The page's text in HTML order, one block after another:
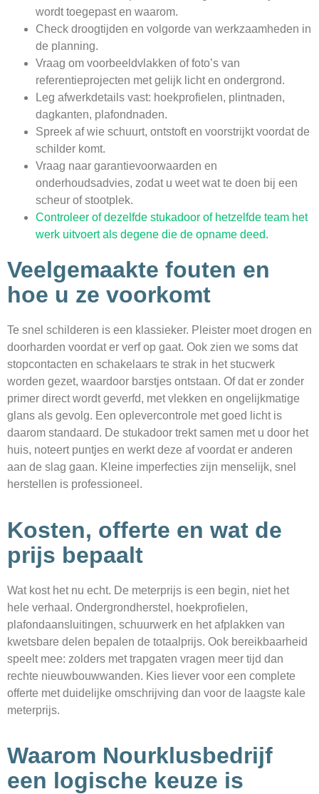
wordt toegepast en waarom.
Check droogtijden en volgorde van werkzaamheden in
de planning.
Vraag om voorbeeldvlakken of foto’s van
referentieprojecten met gelijk licht en ondergrond.
Leg afwerkdetails vast: hoekprofielen, plintnaden,
dagkanten, plafondnaden.
Spreek af wie schuurt, ontstoft en voorstrijkt voordat de
schilder komt.
Vraag naar garantievoorwaarden en
onderhoudsadvies, zodat u weet wat te doen bij een
scheur of stootplek.
Controleer of dezelfde stukadoor of hetzelfde team het
werk uitvoert als degene die de opname deed.
Veelgemaakte fouten en
hoe u ze voorkomt
Te snel schilderen is een klassieker. Pleister moet drogen en
doorharden voordat er verf op gaat. Ook zien we soms dat
stopcontacten en schakelaars te strak in het stucwerk
worden gezet, waardoor barstjes ontstaan. Of dat er zonder
primer direct wordt geverfd, met vlekken en ongelijkmatige
glans als gevolg. Een oplevercontrole met goed licht is
daarom standaard. De stukadoor trekt samen met u door het
huis, noteert puntjes en werkt deze af voordat er anderen
aan de slag gaan. Kleine imperfecties zijn menselijk, snel
herstellen is professioneel.
Kosten, offerte en wat de
prijs bepaalt
Wat kost het nu echt. De meterprijs is een begin, niet het
hele verhaal. Ondergrondherstel, hoekprofielen,
plafondaansluitingen, schuurwerk en het afplakken van
kwetsbare delen bepalen de totaalprijs. Ook bereikbaarheid
speelt mee: zolders met trapgaten vragen meer tijd dan
rechte nieuwbouwwanden. Kies liever voor een complete
offerte met duidelijke omschrijving dan voor de laagste kale
meterprijs.
Waarom Nourklusbedrijf
een logische keuze is